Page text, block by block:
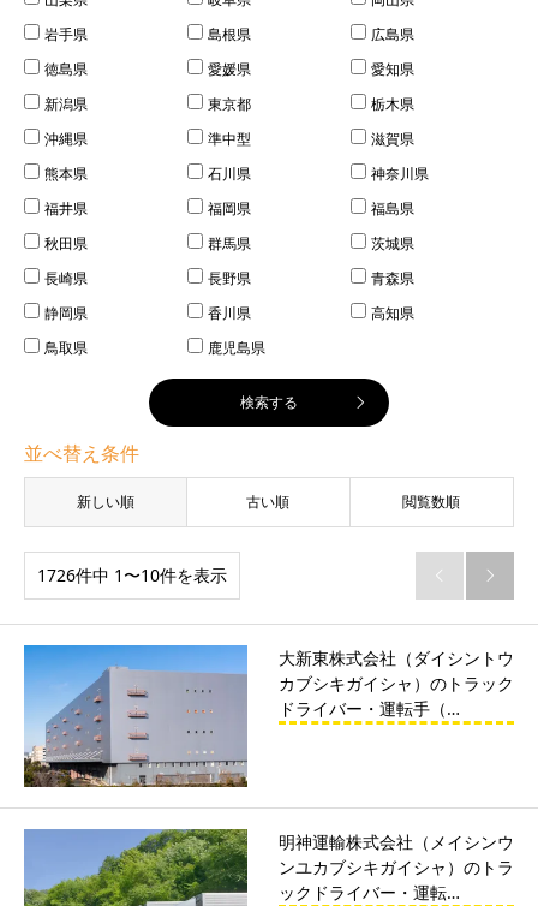
岩手県
島根県
広島県
徳島県
愛媛県
愛知県
新潟県
東京都
栃木県
沖縄県
準中型
滋賀県
熊本県
石川県
神奈川県
福井県
福岡県
福島県
秋田県
群馬県
茨城県
長崎県
長野県
青森県
静岡県
香川県
高知県
鳥取県
鹿児島県
並べ替え条件
新しい順 古い順 閲覧数順
1726件中 1〜10件を表示  
大新東株式会社（ダイシントウ
カブシキガイシャ）のトラック
ドライバー・運転手（…
明神運輸株式会社（メイシンウ
ンユカブシキガイシャ）のトラ
ックドライバー・運転…